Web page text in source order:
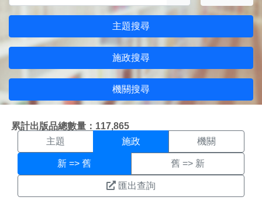
主題搜尋
施政搜尋
機關搜尋
累計出版品總數量：117,865
施政搜尋結果頁面
主題 施政 機關
新 => 舊 舊 => 新
匯出查詢